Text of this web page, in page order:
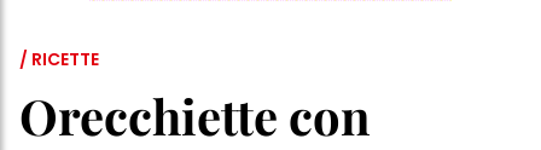
/ RICETTE
Orecchiette con